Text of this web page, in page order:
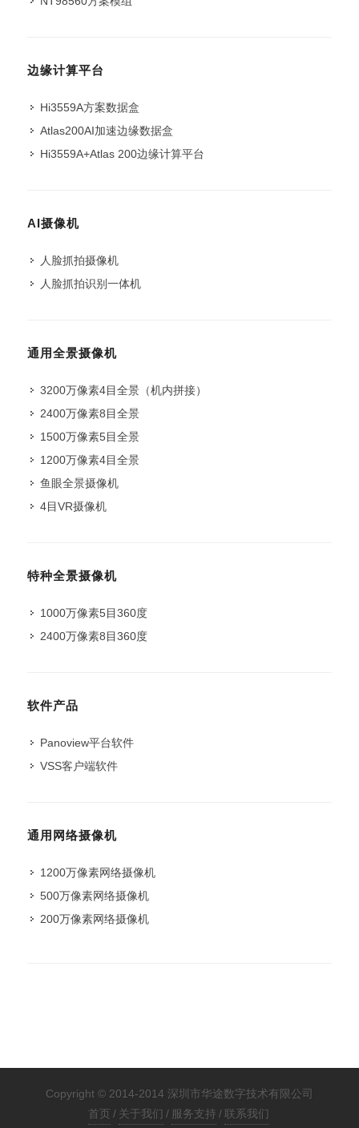
边缘计算平台
Hi3559A方案数据盒
Atlas200AI加速边缘数据盒
Hi3559A+Atlas 200边缘计算平台
AI摄像机
人脸抓拍摄像机
人脸抓拍识别一体机
通用全景摄像机
3200万像素4目全景（机内拼接）
2400万像素8目全景
1500万像素5目全景
1200万像素4目全景
鱼眼全景摄像机
4目VR摄像机
特种全景摄像机
1000万像素5目360度
2400万像素8目360度
软件产品
Panoview平台软件
VSS客户端软件
通用网络摄像机
1200万像素网络摄像机
500万像素网络摄像机
200万像素网络摄像机
Copyright © 2014-2014 深圳市华途数字技术有限公司
首页 / 关于我们 / 服务支持 / 联系我们